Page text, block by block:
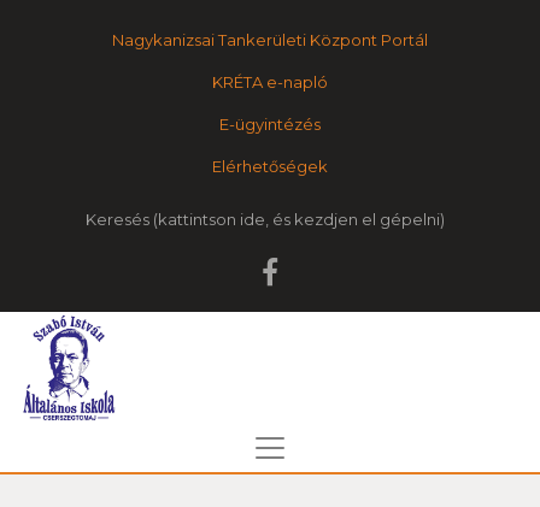
Nagykanizsai Tankerületi Központ Portál
KRÉTA e-napló
E-ügyintézés
Elérhetőségek
Keresés